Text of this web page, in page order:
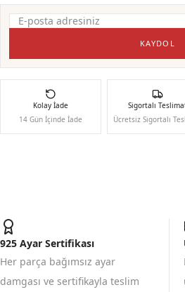
KAYDOL
Kolay İade
14 Gün İçinde İade
Sigortalı
Ücretsiz Sigortalı
925 Ayar Sertifikası
Her parça bağımsız ayar
damgası ve sertifikayla teslim